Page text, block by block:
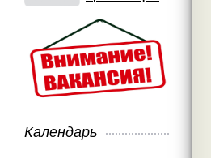
Календарь